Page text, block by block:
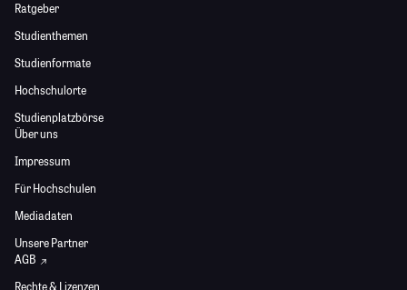
Ratgeber
Studienthemen
Studienformate
Hochschulorte
Studienplatzbörse
Über uns
Impressum
Für Hochschulen
Mediadaten
Unsere Partner
AGB
Rechte & Lizenzen